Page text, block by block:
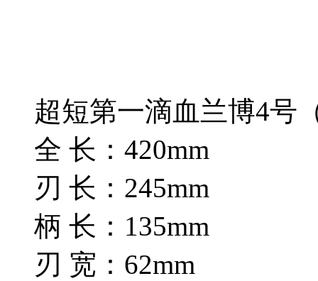
超短第一滴血兰博4号
全 长：420mm
刃 长：245mm
柄 长：135mm
刃 宽：62mm